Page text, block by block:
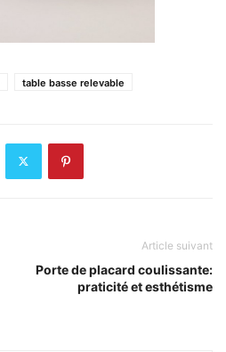
table basse relevable
Article suivant
Porte de placard coulissante:
praticité et esthétisme